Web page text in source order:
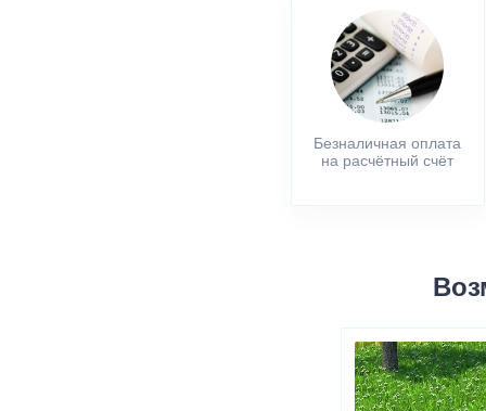
Безналичная оплата
на расчётный счёт